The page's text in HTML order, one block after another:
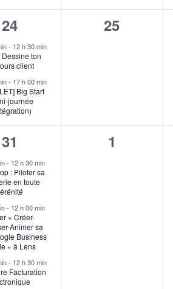
2
évènements,
24
- 12 h 30 min
ton
client
- 17 h 00 min
Big Start
journée
0
25
3
évènements,
31
- 12 h 30 min
: Piloter sa
en toute
- 12 h 00 min
« Créer-
Animer sa
Business
» à Lens
- 12 h 30 min
Facturation
0
1